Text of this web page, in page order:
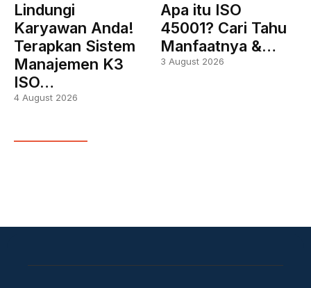
Lindungi
Karyawan Anda!
Terapkan Sistem
Manajemen K3
ISO…
4 August 2026
Apa itu ISO
45001? Cari Tahu
Manfaatnya &…
3 August 2026